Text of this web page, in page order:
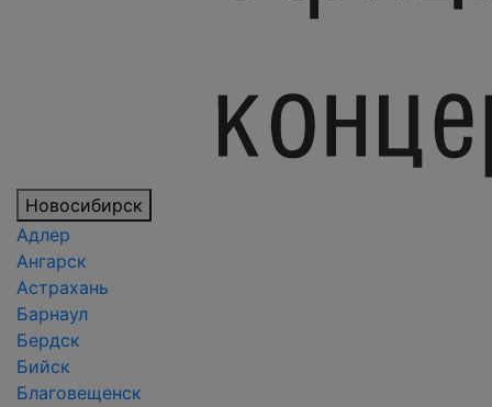
Новосибирск
Адлер
Ангарск
Астрахань
Барнаул
Бердск
Бийск
Благовещенск